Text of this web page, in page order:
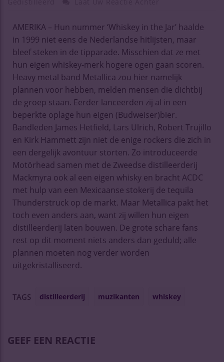
AMERIKA – Hun nummer ‘Whiskey in the Jar’ haalde
in 1999 niet eens de Nederlandse hitlijsten, maar
bleef steken in de tipparade. Misschien dat ze met
hun eigen whiskey-merk hogere ogen gaan scoren.
Heavy metal band Metallica zou hier namelijk
plannen voor hebben, melden mensen die dichtbij
de groep staan. Eerder lanceerden zij al in een
beperkte oplage hun eigen (Budweiser)bier.
Bandleden James Hetfield, Lars Ulrich, Robert Trujillo
en Kirk Hammett zijn niet de enige rockers die zich in
een dergelijk avontuur storten. Zo introduceerde
Motörhead samen met de Zweedse distilleerderij
Mackmyra ook al een eigen whisky en bracht ACDC
met hulp van een Mexicaanse stokerij de tequila
Thunderstruck op de markt. Maar Metallica pakt het
toch even anders aan, want zij willen hun eigen
distilleerderij laten bouwen. De grote schare fans
rest op dit moment niets anders dan geduld; alle
plannen moeten nog verder worden
uitgekristalliseerd.
TAGS distilleerderij muzikanten whiskey
GEEF EEN REACTIE